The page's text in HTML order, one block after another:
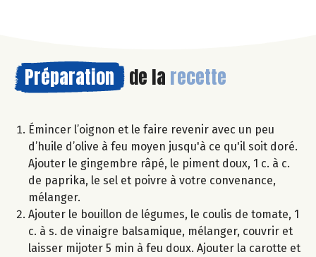
Préparation de la recette
Émincer l’oignon et le faire revenir avec un peu
d’huile d’olive à feu moyen jusqu'à ce qu'il soit doré.
Ajouter le gingembre râpé, le piment doux, 1 c. à c.
de paprika, le sel et poivre à votre convenance,
mélanger.
Ajouter le bouillon de légumes, le coulis de tomate, 1
c. à s. de vinaigre balsamique, mélanger, couvrir et
laisser mijoter 5 min à feu doux. Ajouter la carotte et